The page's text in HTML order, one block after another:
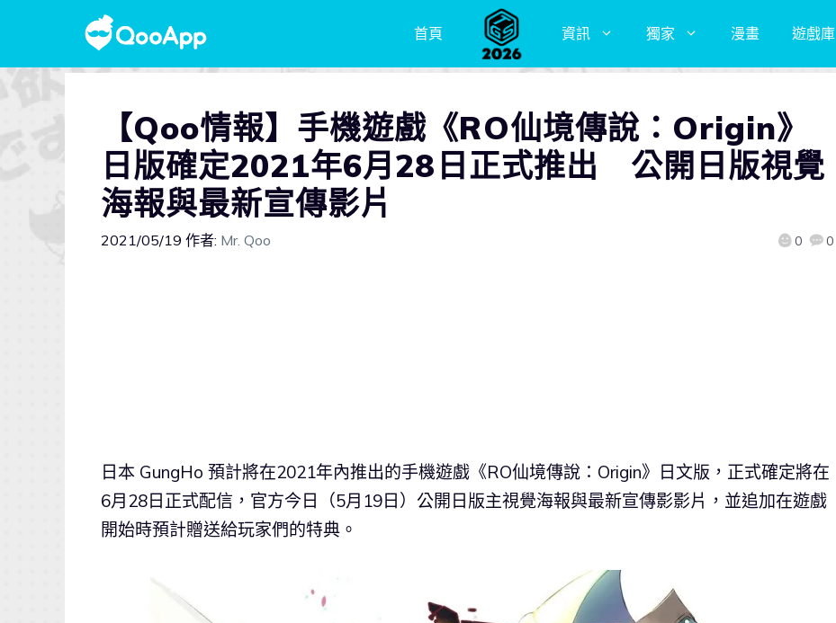
首頁 資訊 獨家 漫畫 遊戲庫
【Qoo情報】手機遊戲《RO仙境傳說：Origin》
日版確定2021年6月28日正式推出 公開日版視覺
海報與最新宣傳影片
2021/05/19 作者: Mr. Qoo 0 0
日本 GungHo 預計將在2021年內推出的手機遊戲《RO仙境傳說：Origin》日文版，正式確定將在
6月28日正式配信，官方今日（5月19日）公開日版主視覺海報與最新宣傳影影片，並追加在遊戲
開始時預計贈送給玩家們的特典。